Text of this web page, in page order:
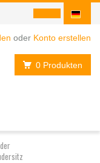
oder Konto erstellen
0 Produkten